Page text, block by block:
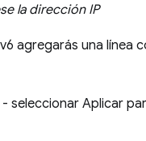
la dirección IP
agregarás una línea
- seleccionar Aplicar